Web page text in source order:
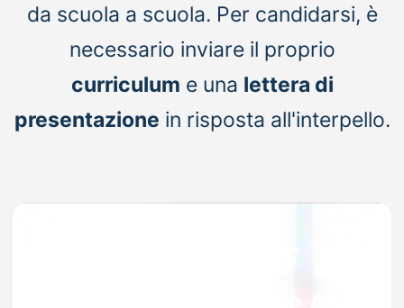
da scuola a scuola. Per candidarsi, è
necessario inviare il proprio
curriculum e una lettera di
presentazione in risposta all'interpello.